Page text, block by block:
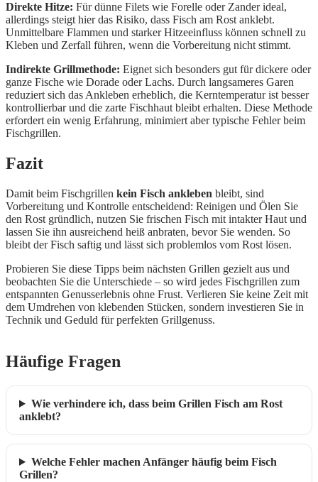
Direkte Hitze: Für dünne Filets wie Forelle oder Zander ideal,
allerdings steigt hier das Risiko, dass Fisch am Rost anklebt.
Unmittelbare Flammen und starker Hitzeeinfluss können schnell zu
Kleben und Zerfall führen, wenn die Vorbereitung nicht stimmt.
Indirekte Grillmethode: Eignet sich besonders gut für dickere oder
ganze Fische wie Dorade oder Lachs. Durch langsameres Garen
reduziert sich das Ankleben erheblich, die Kerntemperatur ist besser
kontrollierbar und die zarte Fischhaut bleibt erhalten. Diese Methode
erfordert ein wenig Erfahrung, minimiert aber typische Fehler beim
Fischgrillen.
Fazit
Damit beim Fischgrillen kein Fisch ankleben bleibt, sind
Vorbereitung und Kontrolle entscheidend: Reinigen und Ölen Sie
den Rost gründlich, nutzen Sie frischen Fisch mit intakter Haut und
lassen Sie ihn ausreichend heiß anbraten, bevor Sie wenden. So
bleibt der Fisch saftig und lässt sich problemlos vom Rost lösen.
Probieren Sie diese Tipps beim nächsten Grillen gezielt aus und
beobachten Sie die Unterschiede – so wird jedes Fischgrillen zum
entspannten Genusserlebnis ohne Frust. Verlieren Sie keine Zeit mit
dem Umdrehen von klebenden Stücken, sondern investieren Sie in
Technik und Geduld für perfekten Grillgenuss.
Häufige Fragen
Wie verhindere ich, dass beim Grillen Fisch am Rost
anklebt?
Welche Fehler machen Anfänger häufig beim Fisch
Grillen?